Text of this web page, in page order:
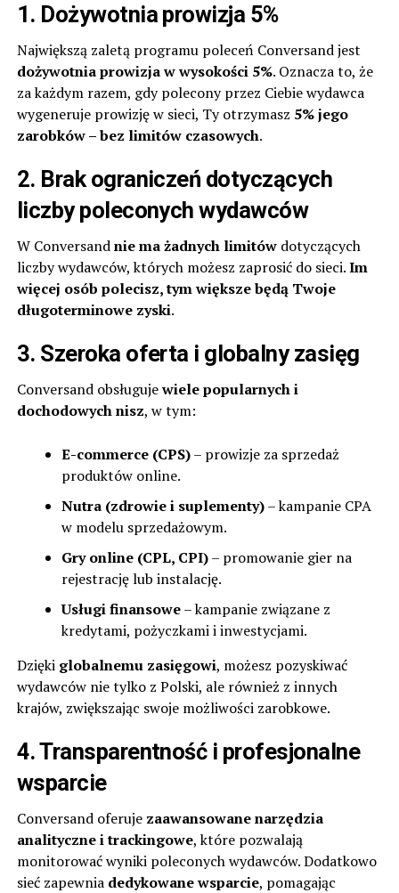
1. Dożywotnia prowizja 5%
Największą zaletą programu poleceń Conversandjest
dożywotnia prowizja w wysokości 5%. Oznacza to, że
za każdym razem, gdy polecony przez Ciebie wydawca
wygeneruje prowizję w sieci, Ty otrzymasz 5% jego
zarobków – bez limitów czasowych.
2. Brak ograniczeń dotyczących
liczby poleconych wydawców
W Conversandnie ma żadnych limitówdotyczących
liczby wydawców, których możesz zaprosić do sieci.Im
więcej osób polecisz, tym większe będą Twoje
długoterminowe zyski.
3. Szeroka oferta i globalny zasięg
Conversand obsługujewiele popularnych i
dochodowych nisz, w tym:
E-commerce (CPS)– prowizje za sprzedaż
produktów online.
Nutra (zdrowie i suplementy)– kampanie CPA
w modelu sprzedażowym.
Gry online (CPL, CPI)– promowanie gier na
rejestrację lub instalację.
Usługi finansowe– kampanie związane z
kredytami, pożyczkami i inwestycjami.
Dzięki globalnemu zasięgowi, możesz pozyskiwać
wydawców nie tylko z Polski, ale również z innych
krajów, zwiększając swoje możliwości zarobkowe.
4. Transparentność i profesjonalne
wsparcie
Conversand oferuje zaawansowane narzędzia
analityczne i trackingowe, które pozwalają
monitorować wyniki poleconych wydawców. Dodatkowo
sieć zapewnia dedykowane wsparcie, pomagając